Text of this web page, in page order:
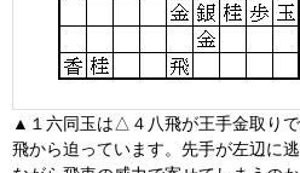
▲１六同玉は△４八飛が王手金取り
飛から迫っています。先手が左辺に